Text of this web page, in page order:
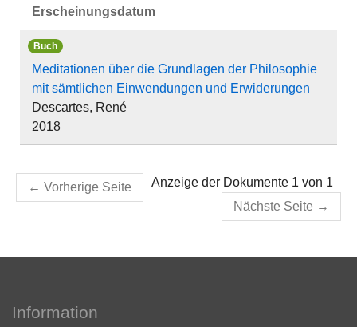
Erscheinungsdatum
Buch
Meditationen über die Grundlagen der Philosophie
mit sämtlichen Einwendungen und Erwiderungen
Descartes, René
2018
← Vorherige Seite
Anzeige der Dokumente 1 von 1
Nächste Seite →
Information